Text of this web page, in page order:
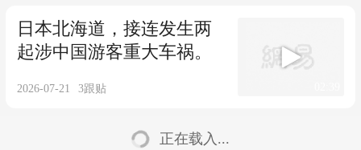
日本北海道，接连发生两
起涉中国游客重大车祸。
2026-07-21 3跟贴
正在载入...